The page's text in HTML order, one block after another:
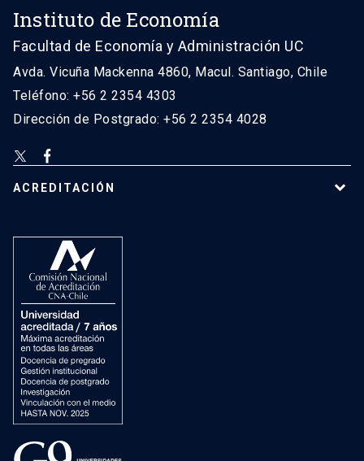
Instituto de Economía
Facultad de Economía y Administración UC
Avda. Vicuña Mackenna 4860, Macul. Santiago, Chile
Teléfono: +56 2 2354 4303
Dirección de Postgrado: +56 2 2354 4028
ACREDITACIÓN